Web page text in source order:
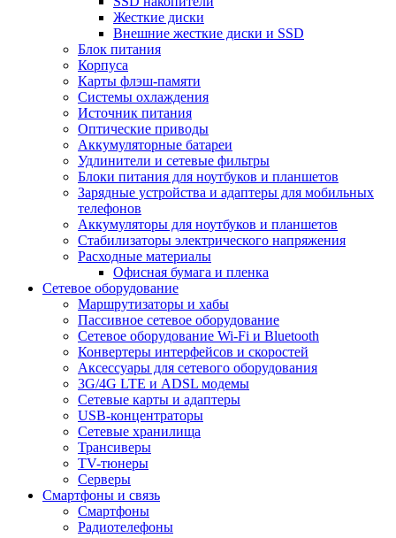
Жесткие диски
Внешние жесткие диски и SSD
Блок питания
Корпуса
Карты флэш-памяти
Системы охлаждения
Источник питания
Оптические приводы
Аккумуляторные батареи
Удлинители и сетевые фильтры
Блоки питания для ноутбуков и планшетов
Зарядные устройства и адаптеры для мобильных
телефонов
Аккумуляторы для ноутбуков и планшетов
Стабилизаторы электрического напряжения
Расходные материалы
Офисная бумага и пленка
Сетевое оборудование
Маршрутизаторы и хабы
Пассивное сетевое оборудование
Сетевое оборудование Wi-Fi и Bluetooth
Конвертеры интерфейсов и скоростей
Аксессуары для сетевого оборудования
3G/4G LTE и ADSL модемы
Сетевые карты и адаптеры
USB-концентраторы
Сетевые хранилища
Трансиверы
TV-тюнеры
Серверы
Смартфоны и связь
Смартфоны
Радиотелефоны